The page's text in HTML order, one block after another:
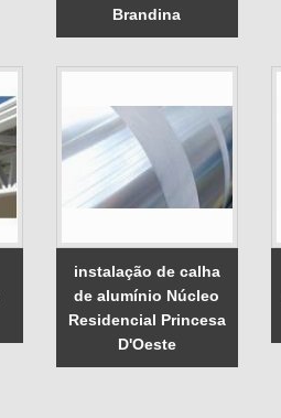
Brandina
instalação de calha
de alumínio Núcleo
Residencial Princesa
D'Oeste